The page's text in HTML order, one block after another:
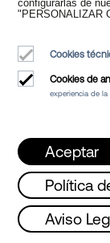
de
configurarlas de
"PERSONALIZAR
Cookies
Cookies de
experiencia de
Aceptar
Política
Aviso